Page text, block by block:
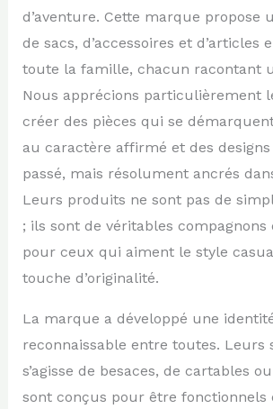
d’aventure. Cette marque propose
de sacs, d’accessoires et d’articles
toute la famille, chacun racontant
Nous apprécions particulièrement
créer des pièces qui se
au caractère affirmé et des
passé, mais résolument ancrés
Leurs produits ne sont pas de
; ils sont de véritables compagnons
pour ceux qui aiment le style
touche d’originalité.
La marque a développé une
reconnaissable entre toutes. Leurs
s’agisse de besaces, de cartables
sont conçus pour être fonctionnels